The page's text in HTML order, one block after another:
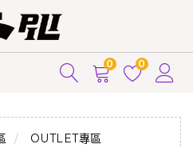
0 0
OUTLET專區